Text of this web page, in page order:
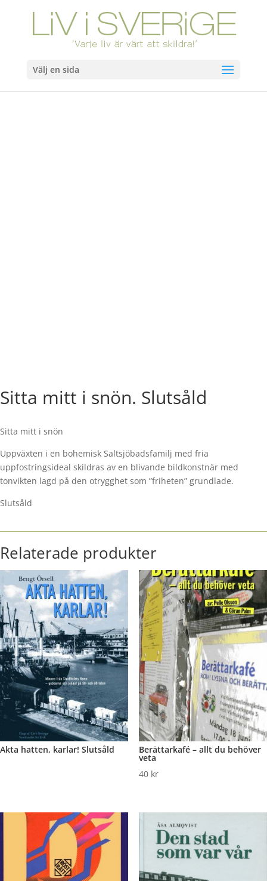
Välj en sida
Sitta mitt i snön. Slutsåld
Sitta mitt i snön
Uppväxten i en bohemisk Saltsjöbadsfamilj med fria
uppfostringsideal skildras av en blivande bildkonstnär med
tonvikten lagd på den otrygghet som ”friheten” grundlade.
Slutsåld
Relaterade produkter
Akta hatten, karlar! Slutsåld Berättarkafé – allt du behöver
veta
40 kr